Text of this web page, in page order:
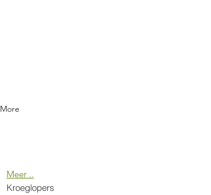
More
Meer ..
Kroeglopers